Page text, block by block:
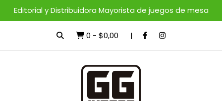
Editorial y Distribuidora Mayorista de juegos de mesa
0 - $0,00